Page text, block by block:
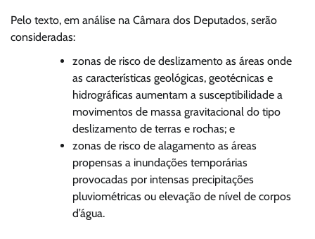
Pelo texto, em análise na Câmara dos Deputados, serão
consideradas:
zonas de risco de deslizamento as áreas onde
as características geológicas, geotécnicas e
hidrográficas aumentam a susceptibilidade a
movimentos de massa gravitacional do tipo
deslizamento de terras e rochas; e
zonas de risco de alagamento as áreas
propensas a inundações temporárias
provocadas por intensas precipitações
pluviométricas ou elevação de nível de corpos
d’água.